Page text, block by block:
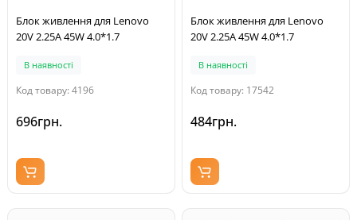
Блок живлення для Lenovo
20V 2.25A 45W 4.0*1.7
В наявності
Код товару: 4196
696грн.
Блок живлення для Lenovo
20V 2.25A 45W 4.0*1.7
В наявності
Код товару: 17542
484грн.